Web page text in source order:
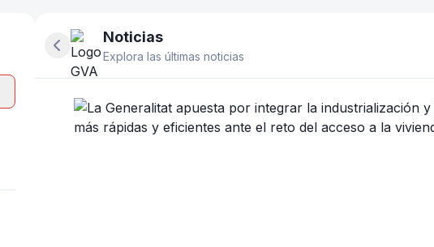
Ocultar panel lateral
Noticias
Explora las últimas noticias